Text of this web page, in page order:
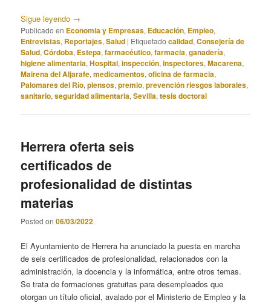
Sigue leyendo →
Publicado en Economia y Empresas, Educación, Empleo,
Entrevistas, Reportajes,Salud | Etiquetado calidad,Consejería de
Salud,Córdoba, Estepa,farmacéutico,farmacia,ganadería,
higiene alimentaria,Hospital,inspección,inspectores,Macarena,
Mairena del Aljarafe,medicamentos,oficina de farmacia,
Palomares del Río,piensos,premio,prevención riesgos laborales,
sanitario,seguridad alimentaria,Sevilla,tesis doctoral
Herrera oferta seis
certificados de
profesionalidad de distintas
materias
Posted on06/03/2022
El Ayuntamiento de Herrera ha anunciado la puesta en marcha
de seis certificados de profesionalidad, relacionados con la
administración, la docencia y la informática, entre otros temas.
Se trata de formaciones gratuitas para desempleados que
otorgan un título oficial, avalado por el Ministerio de Empleo y la